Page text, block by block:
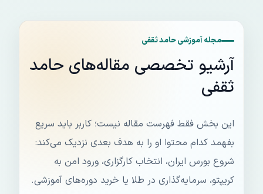
مجله آموزشی حامد ثقفی
آرشیو تخصصی مقاله‌های حامد
ثقفی
این بخش فقط فهرست مقاله نیست؛ کاربر باید سریع
بفهمد کدام محتوا او را به هدف بعدی نزدیک می‌کند:
شروع بورس ایران، انتخاب کارگزاری، ورود امن به
کریپتو، سرمایه‌گذاری در طلا یا خرید دوره‌های آموزشی.